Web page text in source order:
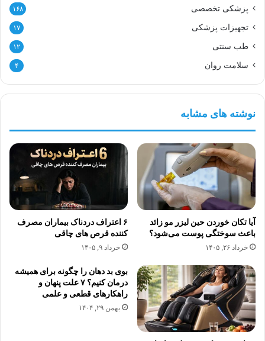
پزشکی تخصصی ۱۶۸
تجهیزات پزشکی ۱۷
طب سنتی ۱۲
سلامت روان ۴
نوشته های مشابه
آیا تکان خوردن حین لیزر مو زائد
باعث سوختگی پوست می‌شود؟
خرداد ۲۶, ۱۴۰۵
۶ اعتراف دردناک بیماران مصرف
کننده قرص های چاقی
خرداد ۹, ۱۴۰۵
بوی بد دهان را چگونه برای همیشه
درمان کنیم؟ ۷ علت پنهان و
راهکارهای قطعی و علمی
بهمن ۲۹, ۱۴۰۴